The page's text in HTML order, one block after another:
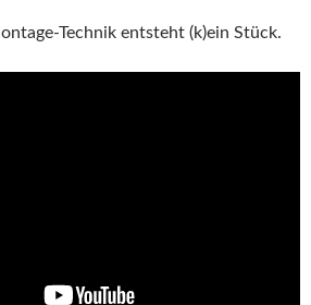
Technik entsteht (k)ein Stück.